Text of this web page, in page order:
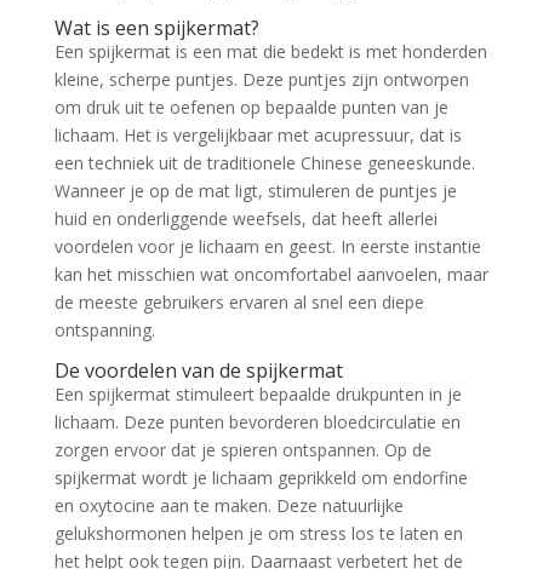
Wat is een spijkermat?
Een spijkermat is een mat die bedekt is met honderden
kleine, scherpe puntjes. Deze puntjes zijn ontworpen
om druk uit te oefenen op bepaalde punten van je
lichaam. Het is vergelijkbaar met acupressuur, dat is
een techniek uit de traditionele Chinese geneeskunde.
Wanneer je op de mat ligt, stimuleren de puntjes je
huid en onderliggende weefsels, dat heeft allerlei
voordelen voor je lichaam en geest. In eerste instantie
kan het misschien wat oncomfortabel aanvoelen, maar
de meeste gebruikers ervaren al snel een diepe
ontspanning.
De voordelen van de spijkermat
Een spijkermat stimuleert bepaalde drukpunten in je
lichaam. Deze punten bevorderen bloedcirculatie en
zorgen ervoor dat je spieren ontspannen. Op de
spijkermat wordt je lichaam geprikkeld om endorfine
en oxytocine aan te maken. Deze natuurlijke
gelukshormonen helpen je om stress los te laten en
het helpt ook tegen pijn. Daarnaast verbetert het de